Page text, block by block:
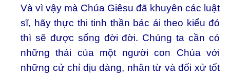
Và vì vậy mà Chúa Giêsu đã khuyên các luật
sĩ, hãy thực thi tinh thần bác ái theo kiểu đó
thì sẽ được sống đời đời. Chúng ta cần có
những thái của một người con Chúa với
những cử chỉ dịu dàng, nhân từ và đối xử tốt